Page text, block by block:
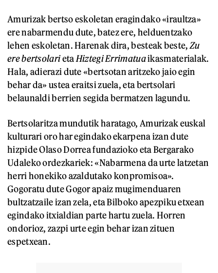
Amurizak bertso eskoletan eragindako «iraultza»
ere nabarmendu dute, batez ere, helduentzako
lehen eskoletan. Harenak dira, besteak beste, Zu
ere bertsolarieta Hiztegi Errimatuaikasmaterialak.
Hala, adierazi dute «bertsotan aritzeko jaio egin
behar da» ustea eraitsi zuela, eta bertsolari
belaunaldi berrien segida bermatzen lagundu.
Bertsolaritza mundutik haratago, Amurizak euskal
kulturari oro har egindako ekarpena izan dute
hizpide Olaso Dorrea fundazioko eta Bergarako
Udaleko ordezkariek: «Nabarmena da urte latzetan
herri honekiko azaldutako konpromisoa».
Gogoratu dute Gogor apaiz mugimenduaren
bultzatzaile izan zela, eta Bilboko apezpiku etxean
egindako itxialdian parte hartu zuela. Horren
ondorioz, zazpi urte egin behar izan zituen
espetxean.